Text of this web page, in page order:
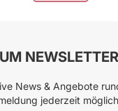
News & Angebote
jederzeit